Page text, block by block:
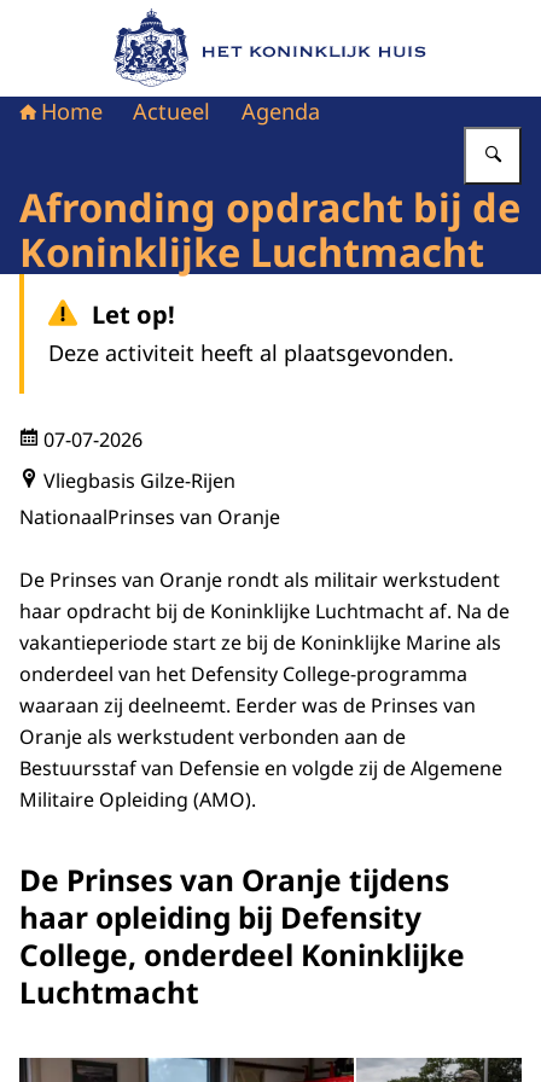
Naar de homepage van Het Koninklijk Huis
Home Actueel Agenda
Afronding opdracht bij de
Koninklijke Luchtmacht
Let op!
Deze activiteit heeft al plaatsgevonden.
07-07-2026
Vliegbasis Gilze-Rijen
NationaalPrinses van Oranje
De Prinses van Oranje rondt als militair werkstudent
haar opdracht bij de Koninklijke Luchtmacht af. Na de
vakantieperiode start ze bij de Koninklijke Marine als
onderdeel van het Defensity College-programma
waaraan zij deelneemt. Eerder was de Prinses van
Oranje als werkstudent verbonden aan de
Bestuursstaf van Defensie en volgde zij de Algemene
Militaire Opleiding (AMO).
De Prinses van Oranje tijdens
haar opleiding bij Defensity
College, onderdeel Koninklijke
Luchtmacht
Open de galerij in vergrote